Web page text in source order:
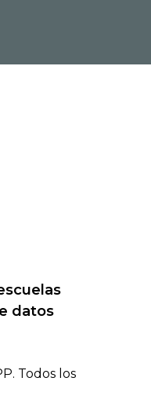
datos
Todos los